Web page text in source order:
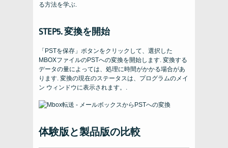
る方法を学ぶ.
STEP5. 変換を開始
「PSTを保存」ボタンをクリックして、選択した
MBOXファイルのPSTへの変換を開始します. 変換する
データの量によっては、処理に時間がかかる場合があ
ります. 変換の現在のステータスは、プログラムのメイ
ン ウィンドウに表示されます。.
体験版と製品版の比較